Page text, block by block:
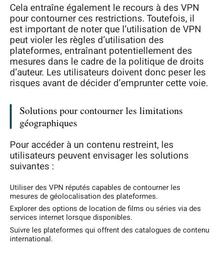
Cela entraîne également le recours à des VPN
pour contourner ces restrictions. Toutefois, il
est important de noter que l’utilisation de VPN
peut violer les règles d’utilisation des
plateformes, entraînant potentiellement des
mesures dans le cadre de la politique de droits
d’auteur. Les utilisateurs doivent donc peser les
risques avant de décider d’emprunter cette voie.
Solutions pour contourner les limitations
géographiques
Pour accéder à un contenu restreint, les
utilisateurs peuvent envisager les solutions
suivantes :
Utiliser des VPN réputés capables de contourner les
mesures de géolocalisation des plateformes.
Explorer des options de location de films ou séries via des
services internet lorsque disponibles.
Suivre les plateformes qui offrent des catalogues de contenu
international.